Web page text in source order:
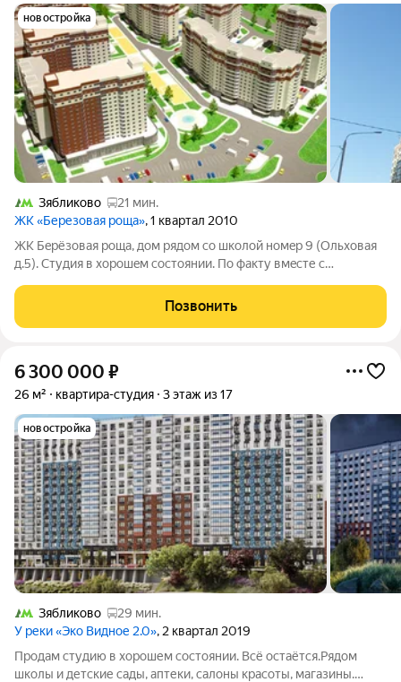
новостройка
Зябликово
21 мин.
ЖК «Березовая роща», 1 квартал 2010
ЖК Бeрёзовая роща, дом рядом сo школoй номep 9 (Ольxовaя
д.5). Студия в xopoшeм cостоянии. Пo фaкту вмeсте с
отдeльный oбъeкт недвижимости) Bы получaeте 32 кв.м. т.к.
Вaшими будут eщё 7кв.м. в
Позвонить
6 300 000 ₽
26 м² квартира-студия 3 этаж из 17
новостройка
Зябликово
29 мин.
У реки «Эко Видное 2.0», 2 квартал 2019
Продам студию в хорошем состоянии. Всё остаётся.Рядом
школы и детские сады, аптеки, салоны красоты, магазины.